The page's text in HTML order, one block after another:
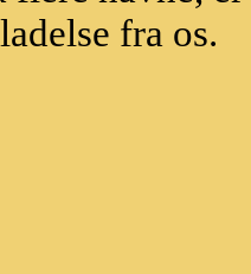
fra os.